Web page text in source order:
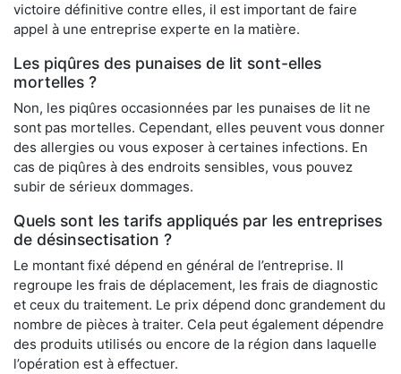
victoire définitive contre elles, il est important de faire
appel à une entreprise experte en la matière.
Les piqûres des punaises de lit sont-elles
mortelles ?
Non, les piqûres occasionnées par les punaises de lit ne
sont pas mortelles. Cependant, elles peuvent vous donner
des allergies ou vous exposer à certaines infections. En
cas de piqûres à des endroits sensibles, vous pouvez
subir de sérieux dommages.
Quels sont les tarifs appliqués par les entreprises
de désinsectisation ?
Le montant fixé dépend en général de l’entreprise. Il
regroupe les frais de déplacement, les frais de diagnostic
et ceux du traitement. Le prix dépend donc grandement du
nombre de pièces à traiter. Cela peut également dépendre
des produits utilisés ou encore de la région dans laquelle
l’opération est à effectuer.